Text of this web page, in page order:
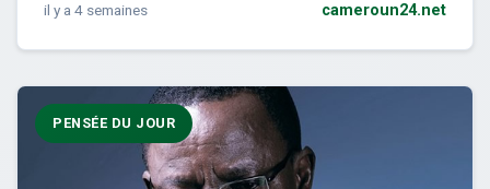
il y a 4 semaines cameroun24.net
PENSÉE DU JOUR